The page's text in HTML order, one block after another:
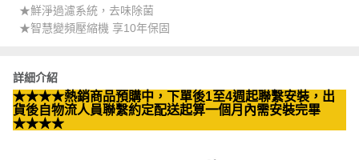
★鮮淨過濾系統，去味除菌
★智慧變頻壓縮機 享10年保固
詳細介紹
★★★★熱銷商品預購中，下單後1至4週起聯繫安裝，出
貨後自物流人員聯繫約定配送起算一個月內需安裝完畢
★★★★